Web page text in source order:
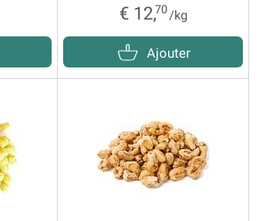
€ 12,70 /kg
Ajouter